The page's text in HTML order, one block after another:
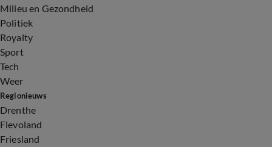
Milieu en Gezondheid
Politiek
Royalty
Sport
Tech
Weer
Regionieuws
Drenthe
Flevoland
Friesland